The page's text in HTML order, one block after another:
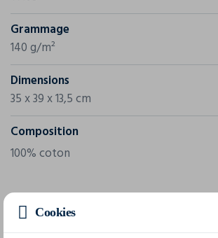
Grammage
140 g/m²
Dimensions
35 x 39 x 13,5 cm
Composition
100% coton
Cookies